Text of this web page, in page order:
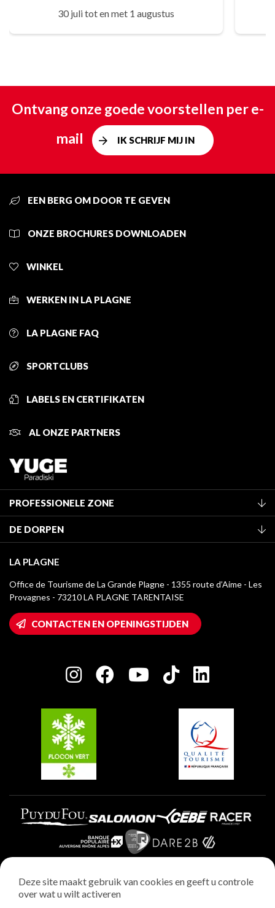
30 juli tot en met 1 augustus
Ontvang onze goede voorstellen per e-
mail
IK SCHRIJF MIJ IN
EEN BERG OM DOOR TE GEVEN
ONZE BROCHURES DOWNLOADEN
WINKEL
WERKEN IN LA PLAGNE
LA PLAGNE FAQ
SPORTCLUBS
LABELS EN CERTIFIKATEN
AL ONZE PARTNERS
PROFESSIONELE ZONE
Classificatie van de gemeubileerde accommodaties
Verblijfstaks
Mediatheek
La Plagne logo's
Wifi toegang
Huis van de eigenaar
Charter van toegewijde spelers
DE DORPEN
Montchavin - Les Coches
Champagny-en-Vanoise
Plagne 1800
Plagne Villages
Plagne Aime 2000
LA PLAGNE
Office de Tourisme de La Grande Plagne - 1355 route d’Aime - Les
Provagnes - 73210 LA PLAGNE TARENTAISE
CONTACTEN EN OPENINGSTIJDEN
Wettelijke vermeldingen
Deze site maakt gebruik van cookies en geeft u controle
over wat u wilt activeren